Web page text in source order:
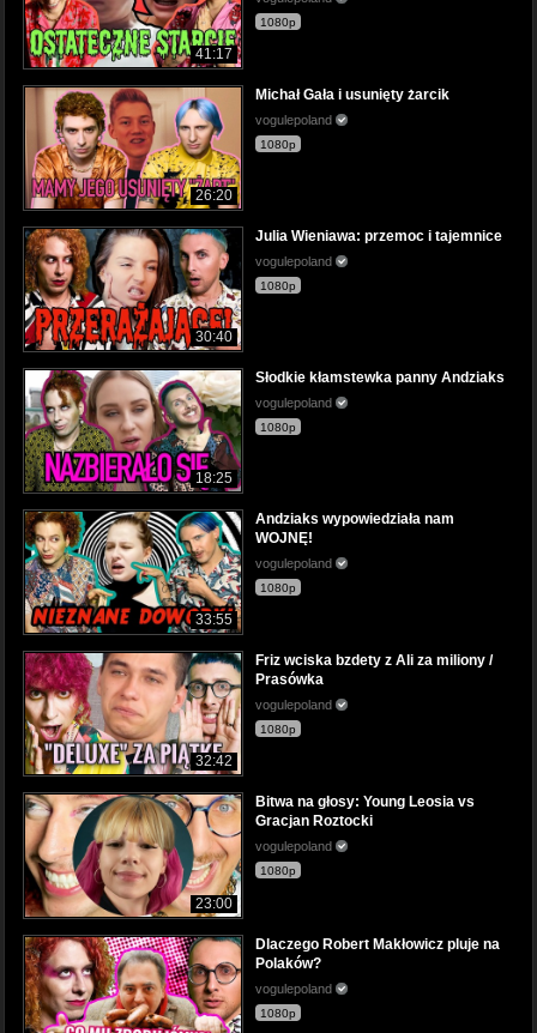
41:17
1080p
26:20
Michał Gała i usunięty żarcik
vogulepoland
1080p
30:40
Julia Wieniawa: przemoc i tajemnice
vogulepoland
1080p
18:25
Słodkie kłamstewka panny Andziaks
vogulepoland
1080p
33:55
Andziaks wypowiedziała nam
WOJNĘ!
vogulepoland
1080p
32:42
Friz wciska bzdety z Ali za miliony /
Prasówka
vogulepoland
1080p
23:00
Bitwa na głosy: Young Leosia vs
Gracjan Roztocki
vogulepoland
1080p
Dlaczego Robert Makłowicz pluje na
Polaków?
vogulepoland
1080p